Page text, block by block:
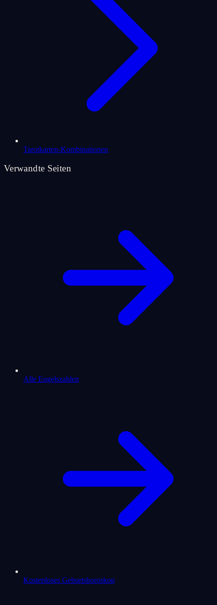
Tarotkarten-Kombinationen
Verwandte Seiten
Alle Engelszahlen
Kostenloses Geburtshoroskop